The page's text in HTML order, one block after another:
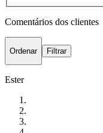
Comentários dos clientes
Ordenar Filtrar
Ester